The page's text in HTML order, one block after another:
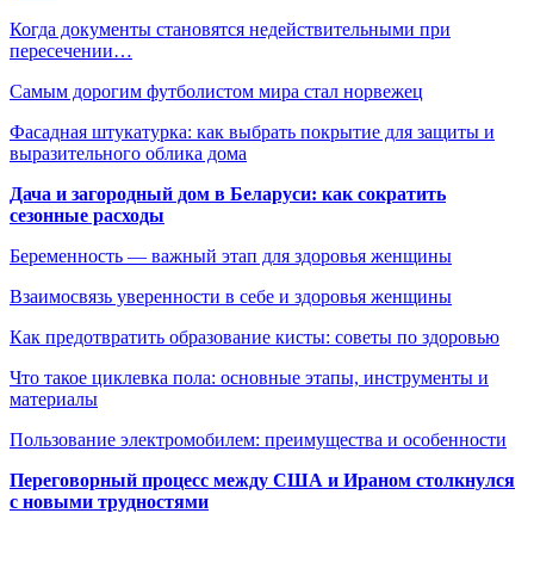
Когда документы становятся недействительными при
пересечении…
Самым дорогим футболистом мира стал норвежец
Фасадная штукатурка: как выбрать покрытие для защиты и
выразительного облика дома
Дача и загородный дом в Беларуси: как сократить
сезонные расходы
Беременность — важный этап для здоровья женщины
Взаимосвязь уверенности в себе и здоровья женщины
Как предотвратить образование кисты: советы по здоровью
Что такое циклевка пола: основные этапы, инструменты и
материалы
Пользование электромобилем: преимущества и особенности
Переговорный процесс между США и Ираном столкнулся
с новыми трудностями